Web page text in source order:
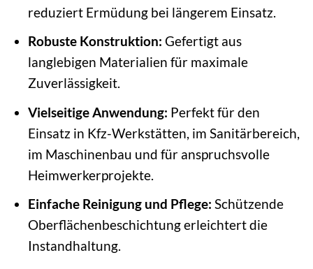
reduziert Ermüdung bei längerem Einsatz.
Robuste Konstruktion: Gefertigt aus
langlebigen Materialien für maximale
Zuverlässigkeit.
Vielseitige Anwendung: Perfekt für den
Einsatz in Kfz-Werkstätten, im Sanitärbereich,
im Maschinenbau und für anspruchsvolle
Heimwerkerprojekte.
Einfache Reinigung und Pflege: Schützende
Oberflächenbeschichtung erleichtert die
Instandhaltung.